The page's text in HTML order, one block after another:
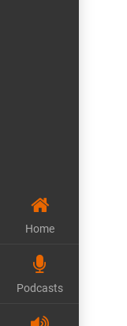
Home
Podcasts